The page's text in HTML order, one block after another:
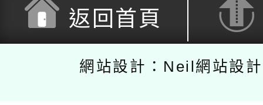
返回首頁
網站設計：Neil網站設